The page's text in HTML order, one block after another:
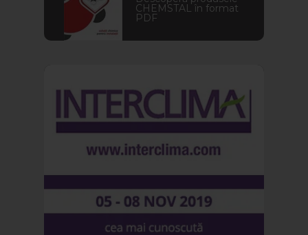
CHEMSTAL în format
PDF